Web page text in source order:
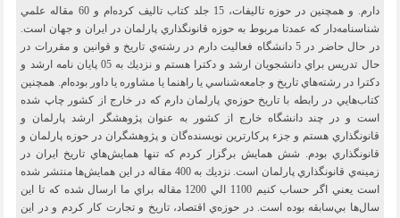
دارم. و همچنين در حوزه تاليفات، 15 جلد كتاب تاليف كرده‌ام و 60 مقاله علمي
شناسنامه‌دار كه عمدتا مربوط به حوزه قانونگذاري پارلمان در ايران و جهان است.
در حال حاضر در 5 دانشگاه فعاليت دارم در رشته‌ي تاريخ و قوانين و مقررات در
حال تدريس براي دانشجويان ارشد و دكترا هستم و نزديك به 05 پايان نامه ارشد و
دكترا در رشته‌هاي تاريخ و جامعه‌شناسي يا راهنما يا مشاوره يا داور بود‌ه‌ام. همچنين
كتاب‌هايي در رابطه با تاريخ حوزه‌ي پارلمان دارم كه در خارج از كشور چاپ شده
است و در چند دانشگاه خارج از كشور به عنوان پژوهشگر ارشد پارلمان و
قانونگذاري هستم و جزء پركارترين نويسنده‌گان و پژوهشگران در حوزه پارلمان و
قانونگذاري بودم. شش همايش برگزار كردم كه تنها همايش‌هاي تاريخ ايران در
زمينه‌ي قانونگذاري پارلمان است. نزديك به 400 مقاله در اين همايش‌ها منتشر شده
است يعني اگر حساب كنيم 1100 الي 1200 مقاله براي ما ارسال شده كه تا اين
سال‌ها بي‌سابقه بوده است. در حوزه‌ي اقتصاد، تاريخ و تجارت كار كردم و در اين